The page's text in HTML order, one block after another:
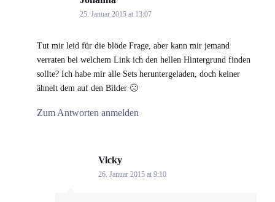
25. Januar 2015 at 13:07
Tut mir leid für die blöde Frage, aber kann mir jemand
verraten bei welchem Link ich den hellen Hintergrund finden
sollte? Ich habe mir alle Sets heruntergeladen, doch keiner
ähnelt dem auf den Bilder 🙁
Zum Antworten anmelden
Vicky
26. Januar 2015 at 9:10